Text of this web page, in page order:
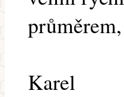
Karel